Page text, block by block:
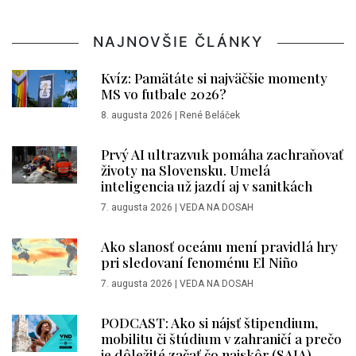
NAJNOVŠIE ČLÁNKY
Kvíz: Pamätáte si najväčšie momenty
MS vo futbale 2026?
8. augusta 2026 René Beláček
Prvý AI ultrazvuk pomáha zachraňovať
životy na Slovensku. Umelá
inteligencia už jazdí aj v sanitkách
7. augusta 2026 VEDA NA DOSAH
Ako slanosť oceánu mení pravidlá hry
pri sledovaní fenoménu El Niño
7. augusta 2026 VEDA NA DOSAH
PODCAST: Ako si nájsť štipendium,
mobilitu či štúdium v zahraničí a prečo